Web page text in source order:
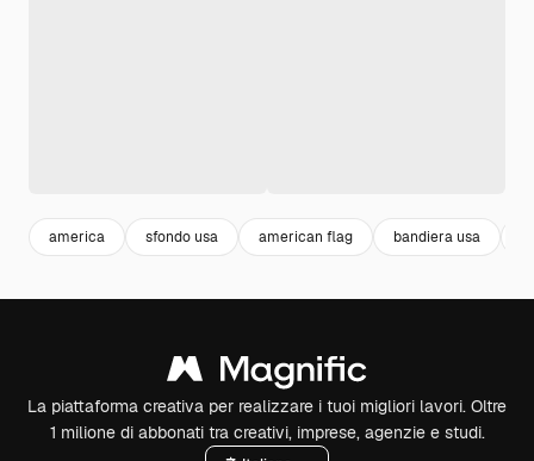
america sfondo usa american flag bandiera usa
La piattaforma creativa per realizzare i tuoi migliori lavori. Oltre
1 milione di abbonati tra creativi, imprese, agenzie e studi.